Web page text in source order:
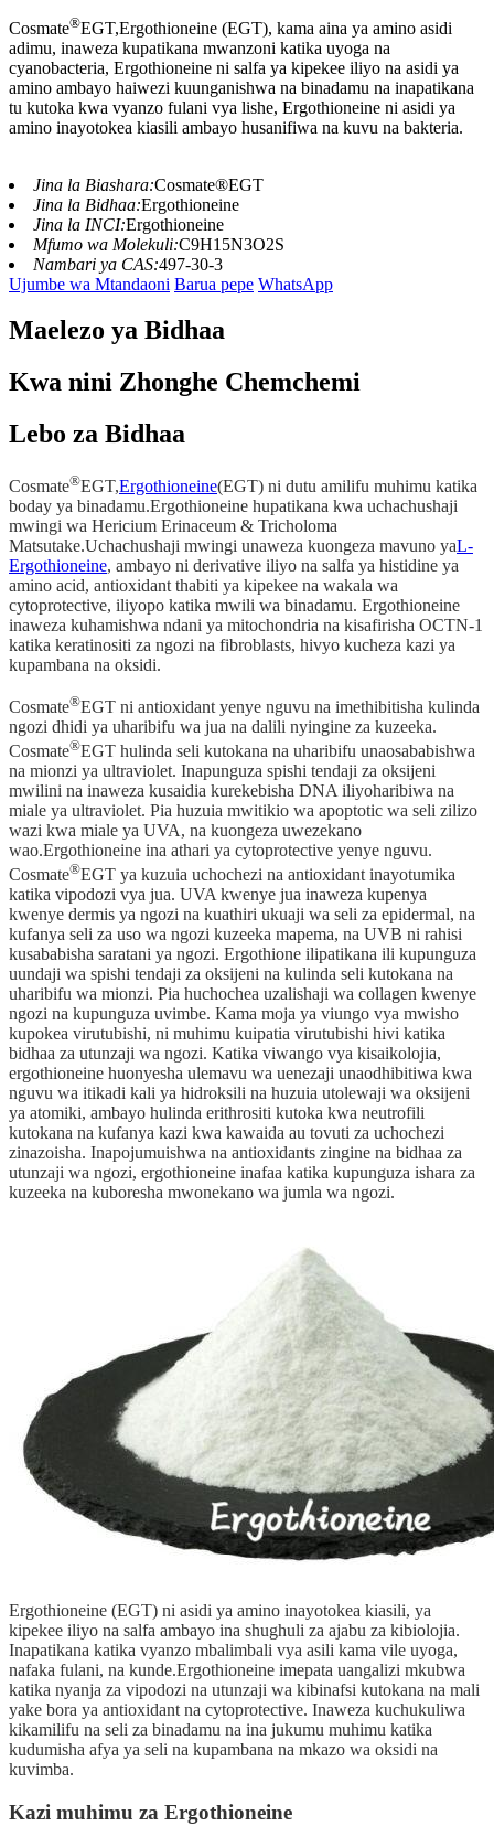
Cosmate®EGT,Ergothioneine (EGT), kama aina ya amino asidi
adimu, inaweza kupatikana mwanzoni katika uyoga na
cyanobacteria, Ergothioneine ni salfa ya kipekee iliyo na asidi ya
amino ambayo haiwezi kuunganishwa na binadamu na inapatikana
tu kutoka kwa vyanzo fulani vya lishe, Ergothioneine ni asidi ya
amino inayotokea kiasili ambayo husanifiwa na kuvu na bakteria.
Jina la Biashara:Cosmate®EGT
Jina la Bidhaa:Ergothioneine
Jina la INCI:Ergothioneine
Mfumo wa Molekuli:C9H15N3O2S
Nambari ya CAS:497-30-3
Ujumbe wa Mtandaoni Barua pepe WhatsApp
Maelezo ya Bidhaa
Kwa nini Zhonghe Chemchemi
Lebo za Bidhaa
Cosmate®EGT,Ergothioneine(EGT) ni dutu amilifu muhimu katika
boday ya binadamu.Ergothioneine hupatikana kwa uchachushaji
mwingi wa Hericium Erinaceum & Tricholoma
Matsutake.Uchachushaji mwingi unaweza kuongeza mavuno yaL-
Ergothioneine, ambayo ni derivative iliyo na salfa ya histidine ya
amino acid, antioxidant thabiti ya kipekee na wakala wa
cytoprotective, iliyopo katika mwili wa binadamu. Ergothioneine
inaweza kuhamishwa ndani ya mitochondria na kisafirisha OCTN-1
katika keratinositi za ngozi na fibroblasts, hivyo kucheza kazi ya
kupambana na oksidi.
Cosmate®EGT ni antioxidant yenye nguvu na imethibitisha kulinda
ngozi dhidi ya uharibifu wa jua na dalili nyingine za kuzeeka.
Cosmate®EGT hulinda seli kutokana na uharibifu unaosababishwa
na mionzi ya ultraviolet. Inapunguza spishi tendaji za oksijeni
mwilini na inaweza kusaidia kurekebisha DNA iliyoharibiwa na
miale ya ultraviolet. Pia huzuia mwitikio wa apoptotic wa seli zilizo
wazi kwa miale ya UVA, na kuongeza uwezekano
wao.Ergothioneine ina athari ya cytoprotective yenye nguvu.
Cosmate®EGT ya kuzuia uchochezi na antioxidant inayotumika
katika vipodozi vya jua. UVA kwenye jua inaweza kupenya
kwenye dermis ya ngozi na kuathiri ukuaji wa seli za epidermal, na
kufanya seli za uso wa ngozi kuzeeka mapema, na UVB ni rahisi
kusababisha saratani ya ngozi. Ergothione ilipatikana ili kupunguza
uundaji wa spishi tendaji za oksijeni na kulinda seli kutokana na
uharibifu wa mionzi. Pia huchochea uzalishaji wa collagen kwenye
ngozi na kupunguza uvimbe. Kama moja ya viungo vya mwisho
kupokea virutubishi, ni muhimu kuipatia virutubishi hivi katika
bidhaa za utunzaji wa ngozi. Katika viwango vya kisaikolojia,
ergothioneine huonyesha ulemavu wa uenezaji unaodhibitiwa kwa
nguvu wa itikadi kali ya hidroksili na huzuia utolewaji wa oksijeni
ya atomiki, ambayo hulinda erithrositi kutoka kwa neutrofili
kutokana na kufanya kazi kwa kawaida au tovuti za uchochezi
zinazoisha. Inapojumuishwa na antioxidants zingine na bidhaa za
utunzaji wa ngozi, ergothioneine inafaa katika kupunguza ishara za
kuzeeka na kuboresha mwonekano wa jumla wa ngozi.
Ergothioneine (EGT) ni asidi ya amino inayotokea kiasili, ya
kipekee iliyo na salfa ambayo ina shughuli za ajabu za kibiolojia.
Inapatikana katika vyanzo mbalimbali vya asili kama vile uyoga,
nafaka fulani, na kunde.Ergothioneine imepata uangalizi mkubwa
katika nyanja za vipodozi na utunzaji wa kibinafsi kutokana na mali
yake bora ya antioxidant na cytoprotective. Inaweza kuchukuliwa
kikamilifu na seli za binadamu na ina jukumu muhimu katika
kudumisha afya ya seli na kupambana na mkazo wa oksidi na
kuvimba.
Kazi muhimu za Ergothioneine